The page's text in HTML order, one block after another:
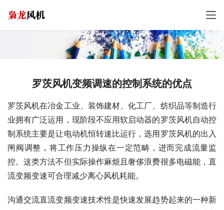
罗茨风机变频调速的控制系统的优点
罗茨风机在冶金工业、装饰建材、化工厂、纺织品等制造行
业拥有广泛运用，现阶段不应用软启动器的罗茨风机自动控
制系统主要是让电动机恒转速比运行，选用罗茨风机的出入
闸阀调整，将工作压力操纵在一定范畴，进而完成流量监
控。这类方法不但实际操作麻烦且奢侈浪费很多电磁能，直
流变频变速可合理减少离心风机耗能。
沟通交流直流变频变速技术性是快速发展趋势起来的一种新